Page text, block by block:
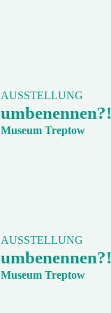
AUSSTELLUNG
umbenennen?!
Museum Treptow
AUSSTELLUNG
umbenennen?!
Museum Treptow